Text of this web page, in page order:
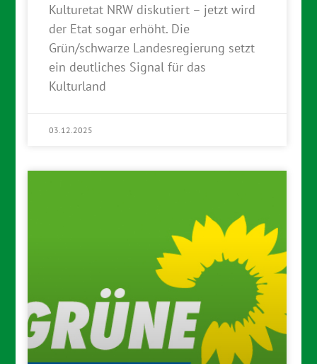
Kulturetat NRW diskutiert – jetzt wird
der Etat sogar erhöht. Die
Grün/schwarze Landesregierung setzt
ein deutliches Signal für das
Kulturland
03.12.2025